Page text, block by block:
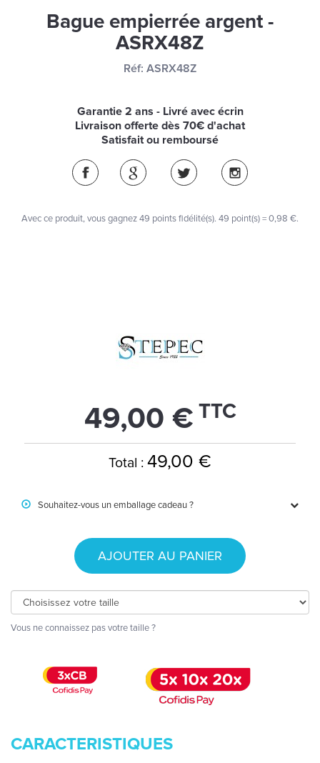
Bague empierrée argent -
ASRX48Z
Réf: ASRX48Z
Garantie 2 ans - Livré avec écrin
Livraison offerte dès 70€ d'achat
Satisfait ou remboursé
Avec ce produit, vous gagnez49 points fidélité(s). 49 point(s) =0,98 €.
49,00 € TTC
Total : 49,00 €
Souhaitez-vous un emballage cadeau ?
AJOUTER AU PANIER
Vous ne connaissez pas votre taille ?
CARACTERISTIQUES